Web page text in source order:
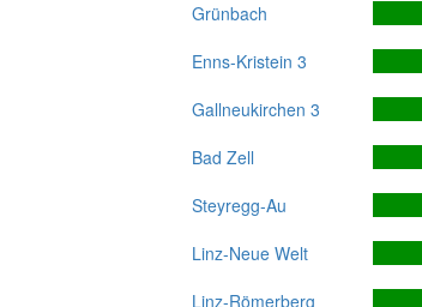
Grünbach
Enns-Kristein 3
Gallneukirchen 3
Bad Zell
Steyregg-Au
Linz-Neue Welt
Linz-Römerberg